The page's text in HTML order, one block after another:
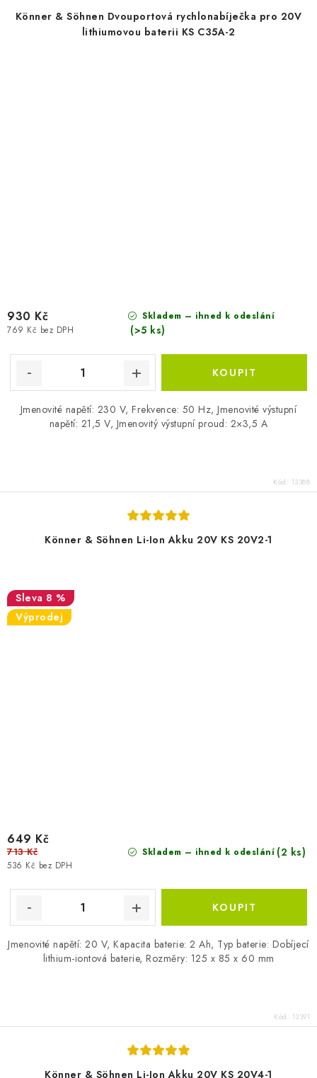
Könner & Söhnen Dvouportová rychlonabíječka pro 20V
lithiumovou baterii KS C35A-2
Skladem – ihned k odeslání
(>5 ks)
769 Kč bez DPH
930 Kč
Jmenovité napětí: 230 V, Frekvence: 50 Hz, Jmenovité výstupní
napětí: 21,5 V, Jmenovitý výstupní proud: 2×3,5 A
Kód: 13388
Könner & Söhnen Li-Ion Akku 20V KS 20V2-1
8 %
Výprodej
Skladem – ihned k odeslání (2 ks)
536 Kč bez DPH
649 Kč
713 Kč
Jmenovité napětí: 20 V, Kapacita baterie: 2 Ah, Typ baterie: Dobíjecí
lithium-iontová baterie, Rozměry: 125 x 85 x 60 mm
Kód: 13391
Könner & Söhnen Li-Ion Akku 20V KS 20V4-1